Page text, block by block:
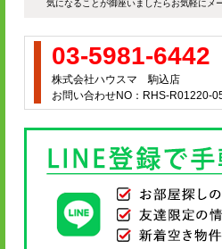
気になることが御座いましたらお気軽にメ
03-5981-6442
株式会社ハウスマ 駒込店
お問い合わせNO：RHS-R01220-